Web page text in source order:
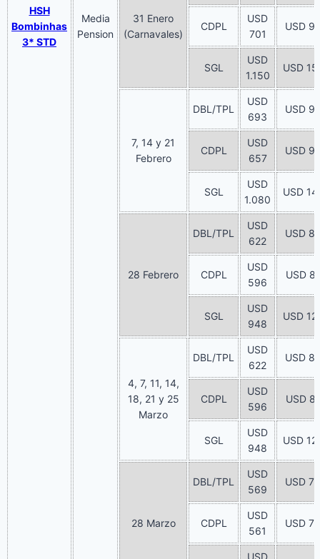
HSH
Bombinhas
3* STD
Media
Pension
31 Enero
(Carnavales)
CDPL
USD
701
USD
SGL
USD
1.150
USD
7, 14 y 21
Febrero
DBL/TPL
USD
693
USD
CDPL
USD
657
USD
SGL
USD
1.080
USD
28 Febrero
DBL/TPL
USD
622
USD
CDPL
USD
596
USD 81
SGL
USD
948
USD
4, 7, 11, 14,
18, 21 y 25
Marzo
DBL/TPL
USD
622
USD
CDPL
USD
596
USD 81
SGL
USD
948
USD
28 Marzo
DBL/TPL
USD
569
USD 78
CDPL
USD
561
USD 76